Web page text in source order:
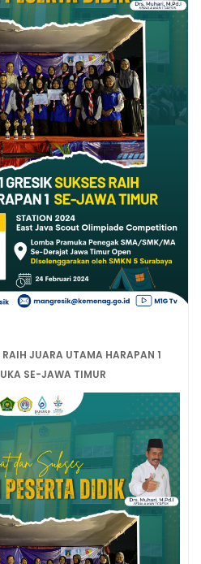
JUARA UTAMA HARAPAN 1
SE-JAWA TIMUR